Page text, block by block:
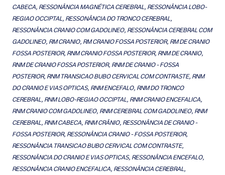
CABECA, RESSONÂNCIA MAGNÉTICA CEREBRAL, RESSONÂNCIA LOBO-
REGIAO OCCIPTAL, RESSONÂNCIA DO TRONCO CEREBRAL,
RESSONÂNCIA CRANIO COM GADOLINEO, RESSONÂNCIA CEREBRAL COM
GADOLINEO, RM CRANIO, RM CRANIO FOSSA POSTERIOR, RM DE CRANIO
FOSSA POSTERIOR, RNM CRANIO FOSSA POSTERIOR, RNM DE CRANIO,
RNM DE CRANIO FOSSA POSTERIOR, RNM DE CRANIO - FOSSA
POSTERIOR, RNM TRANSICAO BUBO CERVICAL COM CONTRASTE, RNM
DO CRANIO E VIAS OPTICAS, RNM ENCEFALO, RNM DO TRONCO
CEREBRAL, RNM LOBO-REGIAO OCCIPTAL, RNM CRANIO ENCEFALICA,
RNM CRANIO COM GADOLINEO, RNM CEREBRAL COM GADOLINEO, RNM
CEREBRAL, RNM CABECA, RNM CRÂNIO, RESSONÂNCIA DE CRANIO -
FOSSA POSTERIOR, RESSONÂNCIA CRANIO - FOSSA POSTERIOR,
RESSONÂNCIA TRANSICAO BUBO CERVICAL COM CONTRASTE,
RESSONÂNCIA DO CRANIO E VIAS OPTICAS, RESSONÂNCIA ENCEFALO,
RESSONÂNCIA CRANIO ENCEFALICA, RESSONÂNCIA CEREBRAL,